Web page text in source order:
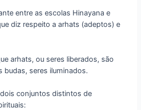
entre as escolas Hinayana e
diz respeito a arhats (adeptos) e
arhats, ou seres liberados, são
budas, seres iluminados.
conjuntos distintos de